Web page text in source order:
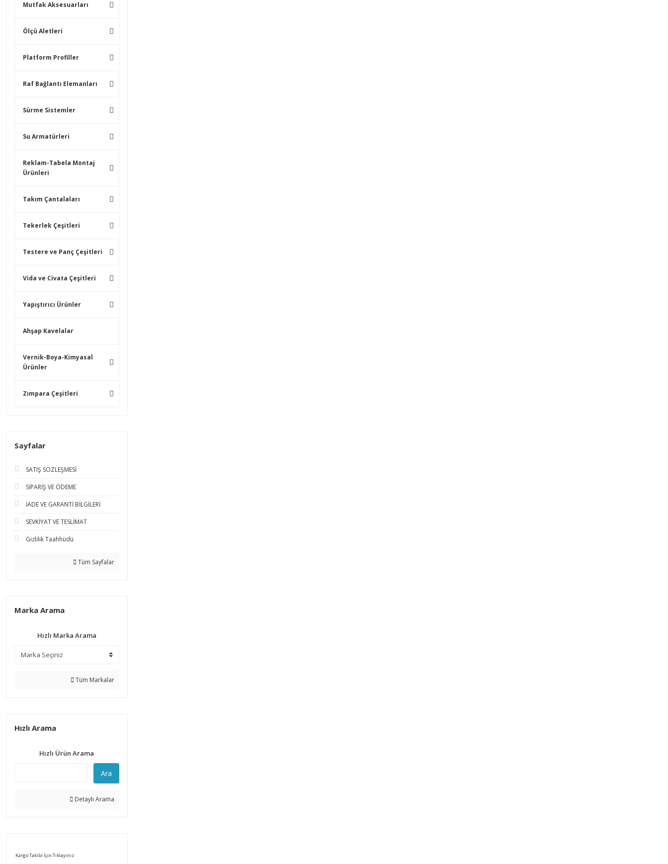
Mutfak Aksesuarları
Ölçü Aletleri
Platform Profiller
Raf Bağlantı Elemanları
Sürme Sistemler
Su Armatürleri
Reklam-Tabela Montaj
Ürünleri
Takım Çantalaları
Tekerlek Çeşitleri
Testere ve Panç Çeşitleri
Vida ve Civata Çeşitleri
Yapıştırıcı Ürünler
Ahşap Kavelalar
Vernik-Boya-Kimyasal
Ürünler
Zımpara Çeşitleri
Sayfalar
SATIŞ SÖZLEŞMESİ
SİPARİŞ VE ÖDEME
İADE VE GARANTİ BİLGİLERİ
SEVKİYAT VE TESLİMAT
Gizlilik Taahhüdü
Tüm Sayfalar
Marka Arama
Hızlı Marka Arama
Tüm Markalar
Hızlı Arama
Hızlı Ürün Arama
Ara
Detaylı Arama
Kargo Takibi İçin Tıklayınız